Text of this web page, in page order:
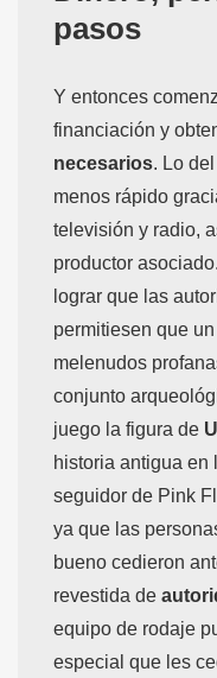
pasos
Y entonces
financiación y
necesarios. Lo
menos rápido
televisión y radio,
productor
lograr que las
permitiesen que
melenudos
conjunto
juego la figura de
historia antigua
seguidor de Pink
ya que las
bueno cedieron
revestida de
equipo de rodaje
especial que les